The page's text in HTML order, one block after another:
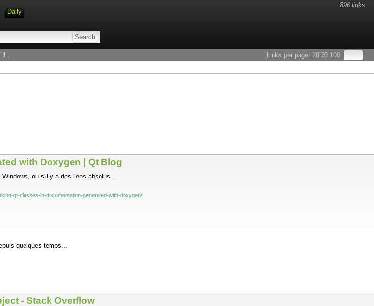
896 links
Daily
Links per page: 20 50 100
1
with Doxygen | Qt Blog
ou s'il y a des liens absolus...
qt-classes-in-documentation-generated-with-doxygen/
quelques temps...
- Stack Overflow